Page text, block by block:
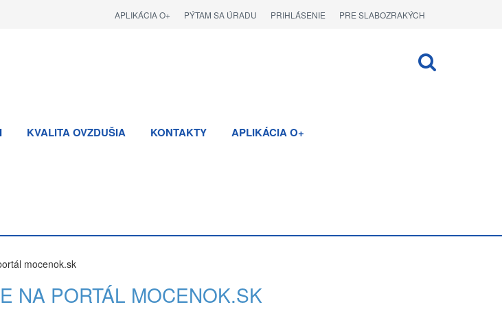
PRE SLABOZRAKÝCH
PRIHLÁSENIE
PÝTAM SA ÚRADU
APLIKÁCIA O+
KVALITA OVZDUŠIA KONTAKTY APLIKÁCIA O+
mocenok.sk
NA PORTÁL MOCENOK.SK